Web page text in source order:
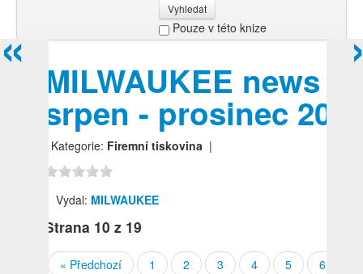
Vyhledat
Pouze v této knize
Přehled podle firmy
Přehled podle obsahu
MILWAUKEE news
srpen - prosinec
| Kategorie: Firemní tiskovina|
Vydal: MILWAUKEE
Strana 10 z 19
« Předchozí 1 2 3 4 5 6
«